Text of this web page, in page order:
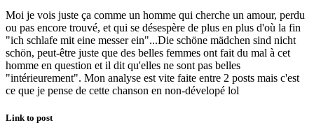
Moi je vois juste ça comme un homme qui cherche un amour, perdu
ou pas encore trouvé, et qui se désespère de plus en plus d'où la fin
"ich schlafe mit eine messer ein"...Die schöne mädchen sind nicht
schön, peut-être juste que des belles femmes ont fait du mal à cet
homme en question et il dit qu'elles ne sont pas belles
"intérieurement". Mon analyse est vite faite entre 2 posts mais c'est
ce que je pense de cette chanson en non-dévelopé lol
Link to post